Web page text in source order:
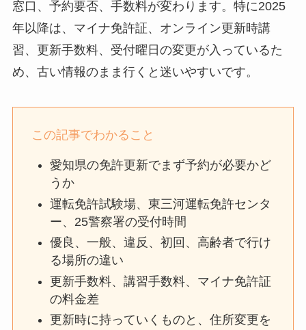
窓口、予約要否、手数料が変わります。特に2025
年以降は、マイナ免許証、オンライン更新時講
習、更新手数料、受付曜日の変更が入っているた
め、古い情報のまま行くと迷いやすいです。
この記事でわかること
愛知県の免許更新でまず予約が必要かど
うか
運転免許試験場、東三河運転免許センタ
ー、25警察署の受付時間
優良、一般、違反、初回、高齢者で行け
る場所の違い
更新手数料、講習手数料、マイナ免許証
の料金差
更新時に持っていくものと、住所変更を